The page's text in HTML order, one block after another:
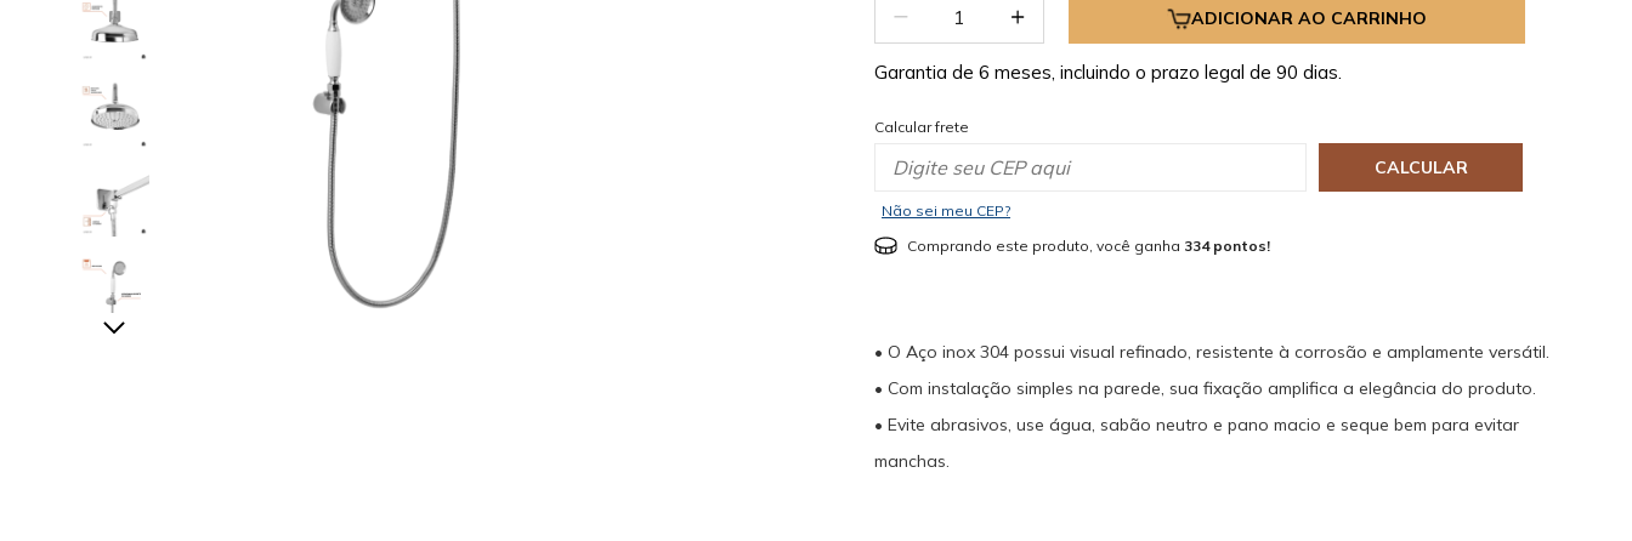
ADICIONAR AO CARRINHO
Garantia de 6 meses, incluindo o prazo legal de 90 dias.
Calcular frete
CALCULAR
Não sei meu CEP?
Comprando este produto, você ganha 334 pontos!
• O Aço inox 304 possui visual refinado, resistente à corrosão e amplamente versátil.
• Com instalação simples na parede, sua fixação amplifica a elegância do produto.
• Evite abrasivos, use água, sabão neutro e pano macio e seque bem para evitar
manchas.